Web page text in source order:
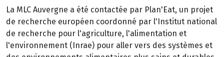
La MLC Auvergne a été contactée par Plan'Eat, un projet
de recherche européen coordonné par l'Institut national
de recherche pour l'agriculture, l'alimentation et
l'environnement (Inrae) pour aller vers des systèmes et